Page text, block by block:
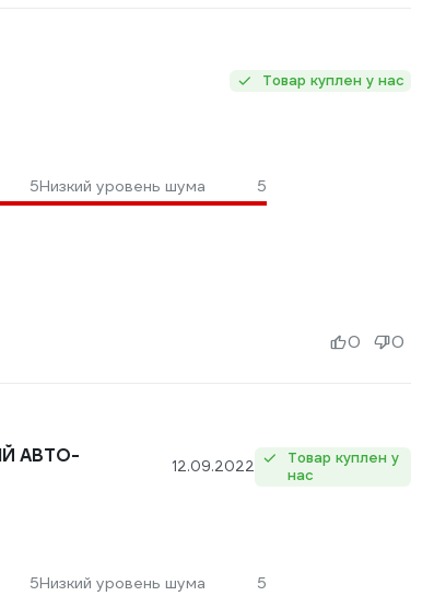
Товар куплен у нас
5Низкий уровень шума
5
0 0
АВТО-
12.09.2022
Товар куплен у
нас
5Низкий уровень шума 5